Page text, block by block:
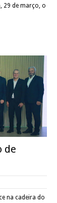
29 de março, o
de
na cadeira do